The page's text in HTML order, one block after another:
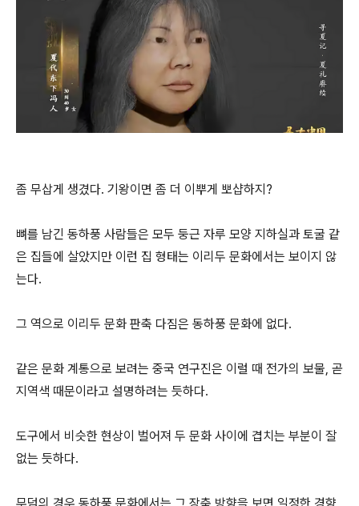
좀 무삽게 생겼다. 기왕이면 좀 더 이뿌게 뽀샵하지?
뼈를 남긴 동하풍 사람들은 모두 둥근 자루 모양 지하실과 토굴 같
은 집들에 살았지만 이런 집 형태는 이리두 문화에서는 보이지 않
는다.
그 역으로 이리두 문화 판축 다짐은 동하풍 문화에 없다.
같은 문화 계통으로 보려는 중국 연구진은 이럴 때 전가의 보물, 곧
지역색 때문이라고 설명하려는 듯하다.
도구에서 비슷한 현상이 벌어져 두 문화 사이에 겹치는 부분이 잘
없는 듯하다.